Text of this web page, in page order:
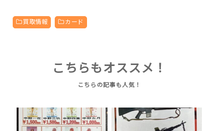
買取情報 カード
こちらもオススメ！